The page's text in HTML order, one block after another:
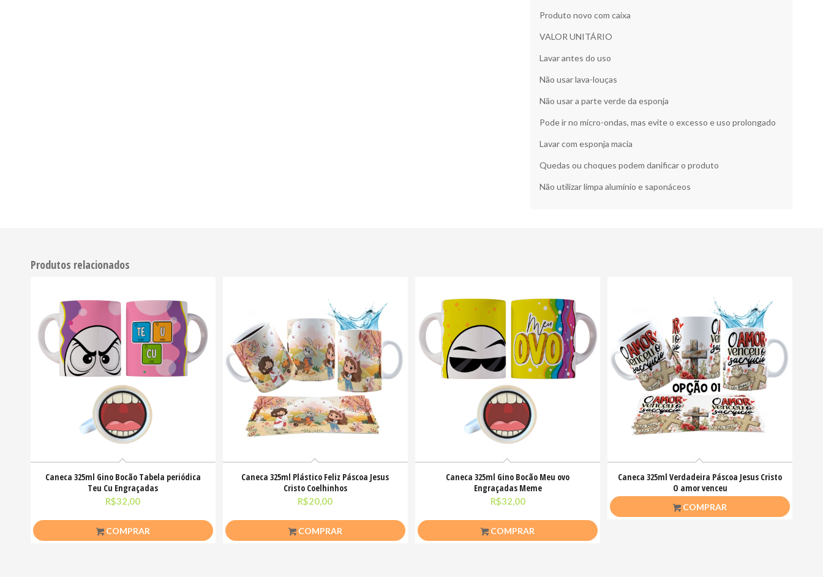
Produto novo com caixa
VALOR UNITÁRIO
Lavar antes do uso
Não usar lava-louças
Não usar a parte verde da esponja
Pode ir no micro-ondas, mas evite o excesso e uso prolongado
Lavar com esponja macia
Quedas ou choques podem danificar o produto
Não utilizar limpa alumínio e saponáceos
Produtos relacionados
Caneca 325ml Gino Bocão Tabela periódica
Teu Cu Engraçadas
R$32,00
COMPRAR
Caneca 325ml Plástico Feliz Páscoa Jesus
Cristo Coelhinhos
R$20,00
COMPRAR
Caneca 325ml Gino Bocão Meu ovo
Engraçadas Meme
R$32,00
COMPRAR
Caneca 325ml Verdadeira Páscoa Jesus Cristo
O amor venceu
COMPRAR